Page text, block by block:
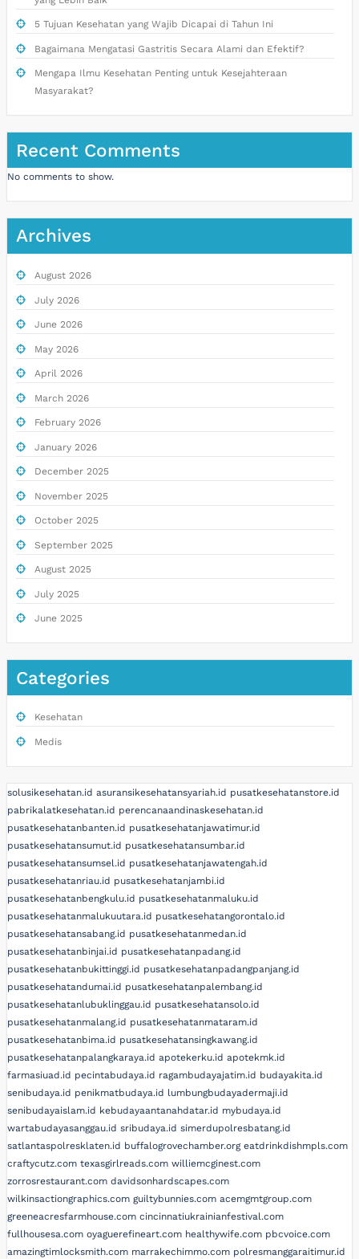
5 Tujuan Kesehatan yang Wajib Dicapai di Tahun Ini
Bagaimana Mengatasi Gastritis Secara Alami dan Efektif?
Mengapa Ilmu Kesehatan Penting untuk Kesejahteraan
Masyarakat?
Recent Comments
No comments to show.
Archives
August 2026
July 2026
June 2026
May 2026
April 2026
March 2026
February 2026
January 2026
December 2025
November 2025
October 2025
September 2025
August 2025
July 2025
June 2025
Categories
Kesehatan
Medis
solusikesehatan.id asuransikesehatansyariah.id pusatkesehatanstore.id
pabrikalatkesehatan.id perencanaandinaskesehatan.id
pusatkesehatanbanten.id pusatkesehatanjawatimur.id
pusatkesehatansumut.id pusatkesehatansumbar.id
pusatkesehatansumsel.id pusatkesehatanjawatengah.id
pusatkesehatanriau.id pusatkesehatanjambi.id
pusatkesehatanbengkulu.id pusatkesehatanmaluku.id
pusatkesehatanmalukuutara.id pusatkesehatangorontalo.id
pusatkesehatansabang.id pusatkesehatanmedan.id
pusatkesehatanbinjai.id pusatkesehatanpadang.id
pusatkesehatanbukittinggi.id pusatkesehatanpadangpanjang.id
pusatkesehatandumai.id pusatkesehatanpalembang.id
pusatkesehatanlubuklinggau.id pusatkesehatansolo.id
pusatkesehatanmalang.id pusatkesehatanmataram.id
pusatkesehatanbima.id pusatkesehatansingkawang.id
pusatkesehatanpalangkaraya.id apotekerku.id apotekmk.id
farmasiuad.id pecintabudaya.id ragambudayajatim.id budayakita.id
senibudaya.id penikmatbudaya.id lumbungbudayadermaji.id
senibudayaislam.id kebudayaantanahdatar.id mybudaya.id
wartabudayasanggau.id sribudaya.id simerdupolresbatang.id
satlantaspolresklaten.id buffalogrovechamber.org eatdrinkdishmpls.com
craftycutz.com texasgirlreads.com williemcginest.com
zorrosrestaurant.com davidsonhardscapes.com
wilkinsactiongraphics.com guiltybunnies.com acemgmtgroup.com
greeneacresfarmhouse.com cincinnatiukrainianfestival.com
fullhousesa.com oyaguerefineart.com healthywife.com pbcvoice.com
amazingtimlocksmith.com marrakechimmo.com polresmanggaraitimur.id